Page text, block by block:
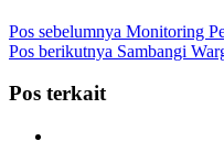
Pos sebelumnya Monitoring
Pos berikutnya Sambangi
Pos terkait